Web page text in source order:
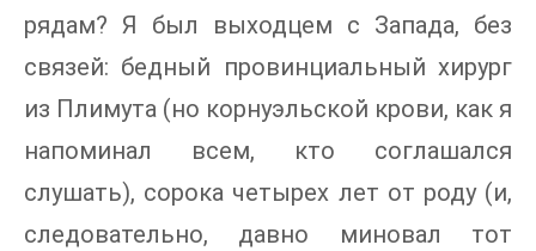
рядам? Я был выходцем с Запада, без
связей: бедный провинциальный хирург
из Плимута (но корнуэльской крови, как я
напоминал всем, кто соглашался
слушать), сорока четырех лет от роду (и,
следовательно, давно миновал тот